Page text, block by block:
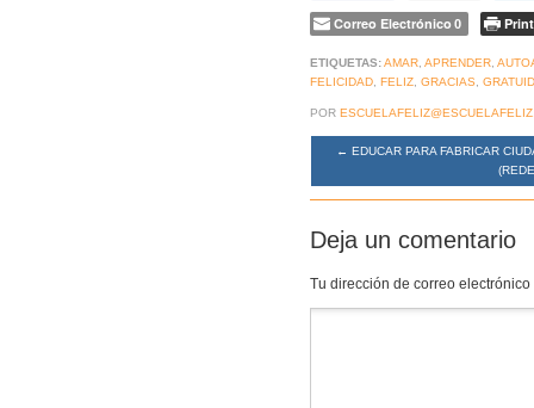
Correo Electrónico 0 Print
ETIQUETAS:AMAR APRENDER
FELICIDAD FELIZ GRACIAS
POR
← EDUCAR PARA FABRICAR
Deja un comentario
Tu dirección de correo